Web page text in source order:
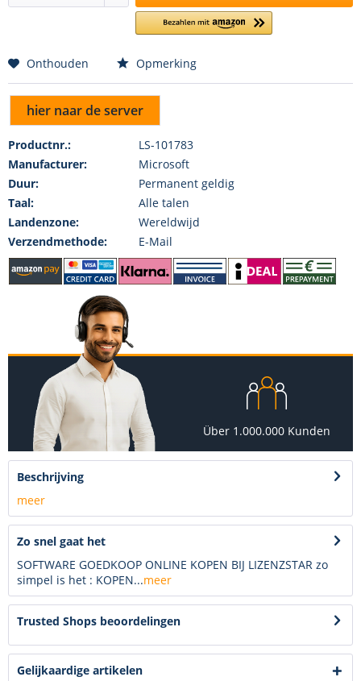
Onthouden Opmerking
hier naar de server
Productnr.:
LS-101783
Manufacturer:
Microsoft
Duur:
Permanent geldig
Taal:
Alle talen
Landenzone:
Wereldwijd
Verzendmethode:
E-Mail
Über 1.000.000 Kunden
Beschrijving
meer
Zo snel gaat het
SOFTWARE GOEDKOOP ONLINE KOPEN BIJ LIZENZSTAR zo
simpel is het : KOPEN...meer
Trusted Shops beoordelingen
Gelijkaardige artikelen